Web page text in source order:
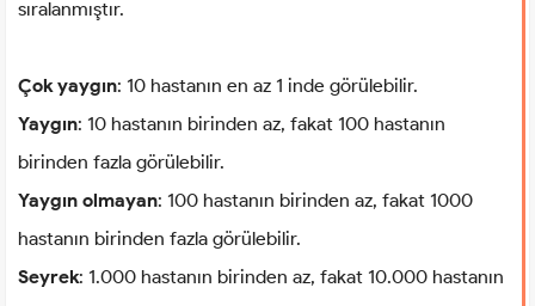
sıralanmıştır.
Çok yaygın: 10 hastanın en az 1 inde görülebilir.
Yaygın: 10 hastanın birinden az, fakat 100 hastanın
birinden fazla görülebilir.
Yaygın olmayan: 100 hastanın birinden az, fakat 1000
hastanın birinden fazla görülebilir.
Seyrek: 1.000 hastanın birinden az, fakat 10.000 hastanın